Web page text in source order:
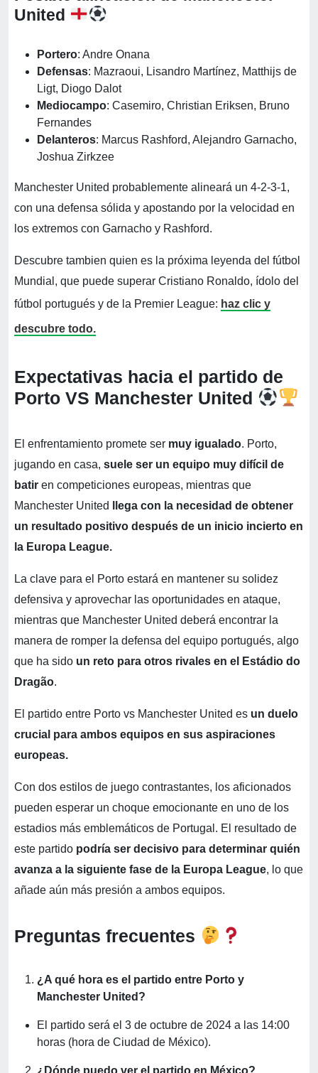
United
Portero: Andre Onana
Defensas: Mazraoui, Lisandro Martínez, Matthijs de
Ligt, Diogo Dalot
Mediocampo: Casemiro, Christian Eriksen, Bruno
Fernandes
Delanteros: Marcus Rashford, Alejandro Garnacho,
Joshua Zirkzee
Manchester United probablemente alineará un 4-2-3-1,
con una defensa sólida y apostando por la velocidad en
los extremos con Garnacho y Rashford.
Descubre tambien quien es la próxima leyenda del fútbol
Mundial, que puede superar Cristiano Ronaldo, ídolo del
fútbol portugués y de la Premier League: haz clic y
descubre todo.
Expectativas hacia el partido de
Porto VS Manchester United
El enfrentamiento promete ser muy igualado. Porto,
jugando en casa, suele ser un equipo muy difícil de
batir en competiciones europeas, mientras que
Manchester United
llega con la necesidad de obtener
un resultado positivo después de un inicio incierto en
la Europa League.
La clave para el Porto estará en mantener su solidez
defensiva y aprovechar las oportunidades en ataque,
mientras que Manchester United deberá encontrar la
manera de romper la defensa del equipo portugués, algo
que ha sido un reto para otros rivales en el Estádio do
Dragão.
El partido entre Porto vs Manchester United es un duelo
crucial para ambos equipos en sus aspiraciones
europeas.
Con dos estilos de juego contrastantes, los aficionados
pueden esperar un choque emocionante en uno de los
estadios más emblemáticos de Portugal. El resultado de
este partido podría ser decisivo para determinar quién
avanza a la siguiente fase de la Europa League, lo que
añade aún más presión a ambos equipos.
Preguntas frecuentes
¿A qué hora es el partido entre Porto y
Manchester United?
El partido será el 3 de octubre de 2024 a las 14:00
horas (hora de Ciudad de México).
¿Dónde puedo ver el partido en México?